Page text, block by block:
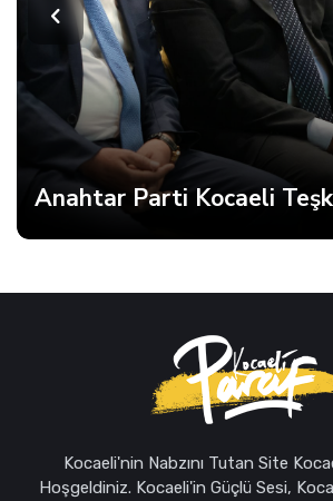
Kocaeli'nin Nabzını Tutan Site
Hoşgeldiniz. Kocaeli'in Güçlü Sesi,